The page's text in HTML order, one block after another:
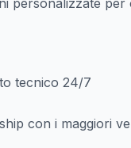
personalizzate per
tecnico 24/7
con i maggiori